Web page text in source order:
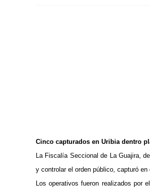
Cinco capturados en Uribia dentro
La Fiscalía Seccional de La Guajira,
y controlar el orden público, capturó
Los operativos fueron realizados por